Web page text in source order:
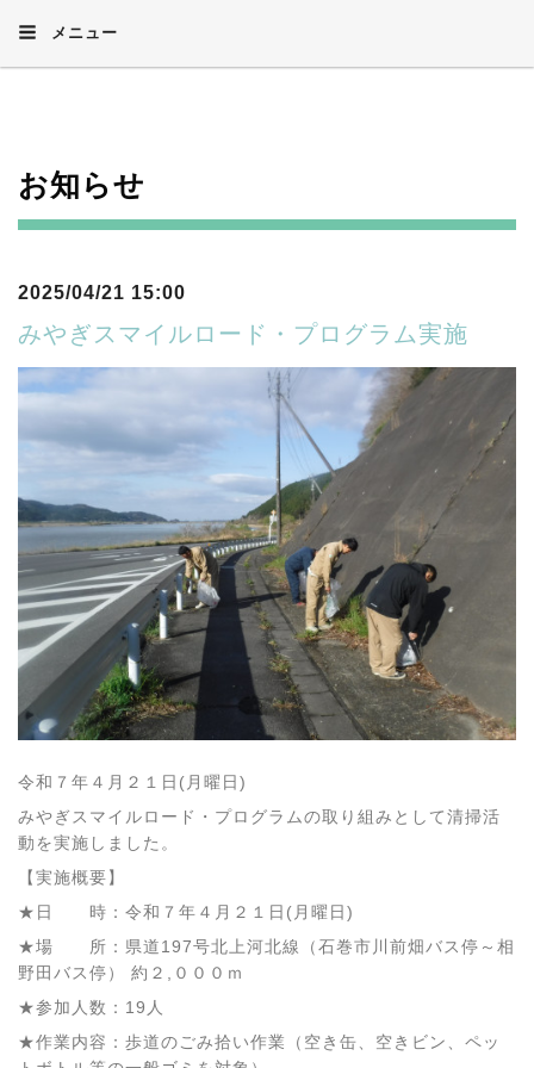
メニュー
お知らせ
2025/04/21 15:00
みやぎスマイルロード・プログラム実施
令和７年４月２１日(月曜日)
みやぎスマイルロード・プログラムの取り組みとして清掃活
動を実施しました。
【実施概要】
★日 時：令和７年４月２１日(月曜日)
★場 所：県道197号北上河北線（石巻市川前畑バス停～相
野田バス停） 約２,０００ｍ
★参加人数：19人
★作業内容：歩道のごみ拾い作業（空き缶、空きビン、ペッ